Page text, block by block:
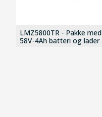
LMZ5800TR - Pakke med
58V-4Ah batteri og lader